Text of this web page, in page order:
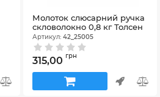
Молоток слюсарний ручка
скловолокно 0,8 кг Толсен
Артикул: 42_25005
315,00 грн